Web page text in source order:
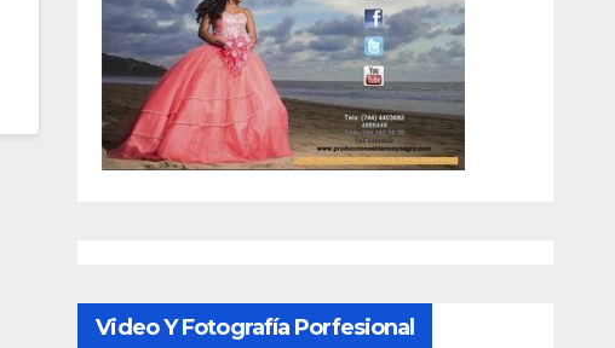
Video Y Fotografía Porfesional